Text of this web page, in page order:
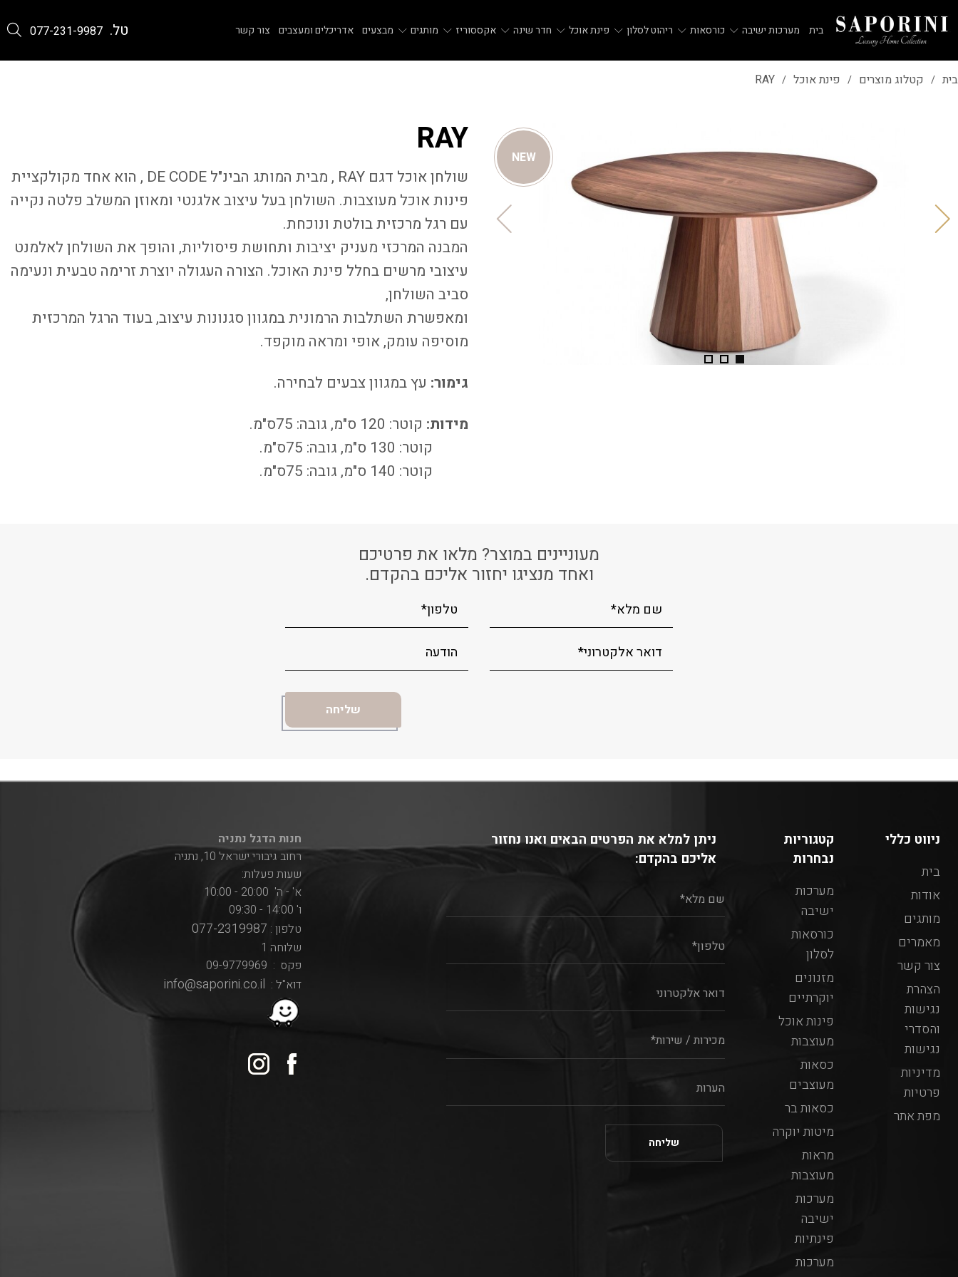
בית מערכות ישיבה כורסאות ריהוט לסלון פינת אוכל חדר שינה אקססוריז מותגים מבצעים אדריכלים ומעצבים צור קשר טל. 077-231-9987
בית / קטלוג מוצרים / פינת אוכל /
RAY
NEW
RAY
שולחן אוכל דגם RAY , מבית המותג הבינ"ל DE CODE , הוא אחד מקולקציית
פינות אוכל מעוצבות. השולחן בעל עיצוב אלגנטי ומאוזן המשלב פלטה נקייה
עם רגל מרכזית בולטת ונוכחת.
המבנה המרכזי מעניק יציבות ותחושת פיסוליות, והופך את השולחן לאלמנט
עיצובי מרשים בחלל פינת האוכל. הצורה העגולה יוצרת זרימה טבעית ונעימה
סביב השולחן,
ומאפשרת השתלבות הרמונית במגוון סגנונות עיצוב, בעוד הרגל המרכזית
מוסיפה עומק, אופי ומראה מוקפד.
גימור: עץ במגוון צבעים לבחירה.
מידות: קוטר: 120 ס"מ, גובה: 75ס"מ.
קוטר: 130 ס"מ, גובה: 75ס"מ.
קוטר: 140 ס"מ, גובה: 75ס"מ.
מעוניינים במוצר? מלאו את פרטיכם
ואחד מנציגו יחזור אליכם בהקדם.
ניווט כללי
בית
אודות
מותגים
מאמרים
צור קשר
הצהרת
נגישות
והסדרי
נגישות
מדיניות
פרטיות
מפת אתר
קטגוריות
נבחרות
מערכות
ישיבה
כורסאות
לסלון
מזנונים
יוקרתיים
פינות אוכל
מעוצבות
כסאות
מעוצבים
כסאות בר
מיטות יוקרה
מראות
מעוצבות
מערכות
ישיבה
פינתיות
מערכות
ניתן למלא את הפרטים הבאים ואנו נחזור
אליכם בהקדם:
חנות הדגל נתניה
רחוב גיבורי ישראל 10, נתניה
שעות פעלות:
א' - ה' 20:00 - 10:00
ו' 14:00 - 09:30
טלפון : 077-2319987
שלוחה 1
פקס : 09-9779969
דוא"ל : info@saporini.co.il